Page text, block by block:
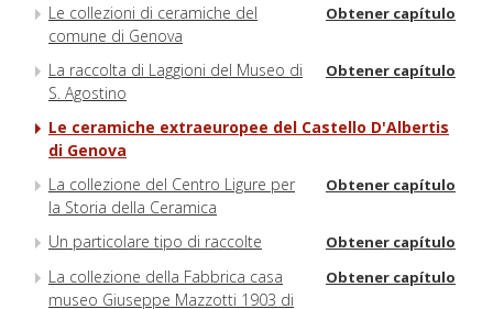
Le collezioni di ceramiche del
comune di Genova
Obtener capítulo
La raccolta di Laggioni del Museo di
S. Agostino
Obtener capítulo
Le ceramiche extraeuropee del Castello D'Albertis
di Genova
La collezione del Centro Ligure per
la Storia della Ceramica
Obtener capítulo
Un particolare tipo di raccolte Obtener capítulo
La collezione della Fabbrica casa
museo Giuseppe Mazzotti 1903 di
Obtener capítulo